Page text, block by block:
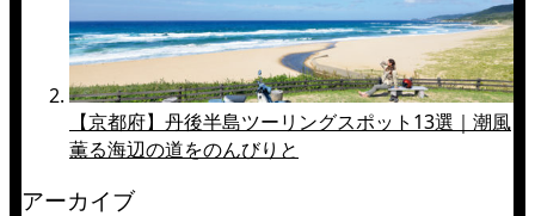
【京都府】丹後半島ツーリングスポット13選｜潮風
薫る海辺の道をのんびりと
アーカイブ